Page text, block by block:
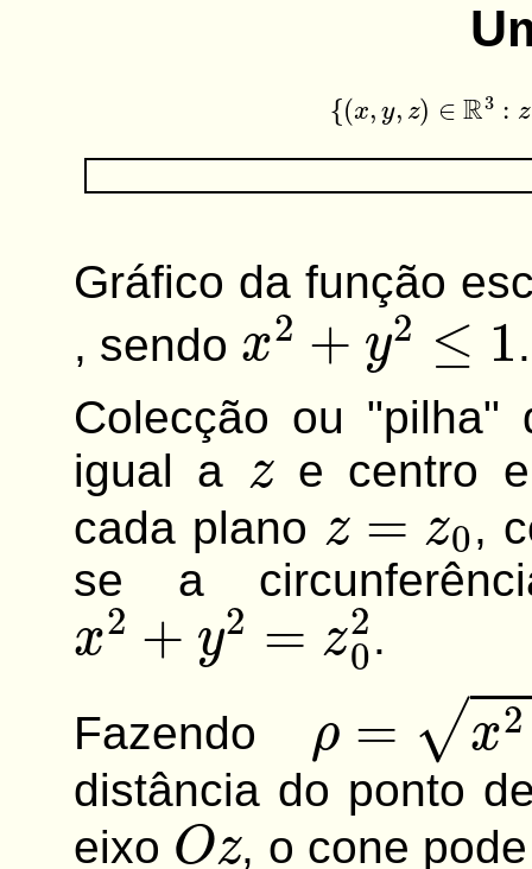
{(x ∈ 3:z
Gráfico da função
, sendo
x2 +y2≤1
.
Colecção ou "pilha"
igual a
z
e centro
cada plano
z=z0
,
se a
x2 + y2 = z02
.
Fazendo
+y2
distância do ponto
eixo
Oz
, o cone